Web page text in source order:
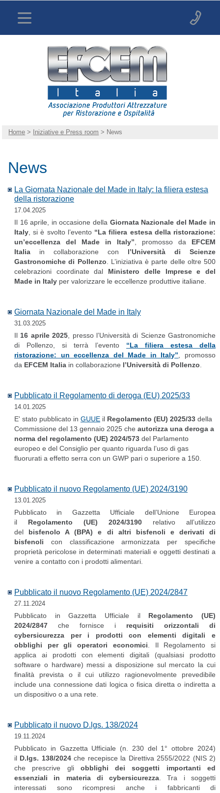
Home > Iniziative e Press room > News
News
La Giornata Nazionale del Made in Italy: la filiera estesa
della ristorazione
17.04.2025
Il 16 aprile, in occasione della Giornata Nazionale del Made in
Italy, si è svolto l’evento “La filiera estesa della ristorazione:
un’eccellenza del Made in Italy”, promosso da EFCEM
Italia in collaborazione con l’Università di Scienze
Gastronomiche di Pollenzo. L’iniziativa è parte delle oltre 500
celebrazioni coordinate dal Ministero delle Imprese e del
Made in Italy per valorizzare le eccellenze produttive italiane.
Giornata Nazionale del Made in Italy
31.03.2025
Il16 aprile 2025, presso l’Università di Scienze Gastronomiche
di Pollenzo, si terrà l’evento “La filiera estesa della
ristorazione: un eccellenza del Made in Italy”, promosso
da EFCEM Italia in collaborazione l’Università di Pollenzo.
Pubblicato il Regolamento di deroga (EU) 2025/33
14.01.2025
E' stato pubblicato in GUUE il Regolamento (EU) 2025/33 della
Commissione del 13 gennaio 2025 che autorizza una deroga a
norma del regolamento (UE) 2024/573 del Parlamento
europeo e del Consiglio per quanto riguarda l’uso di gas
fluorurati a effetto serra con un GWP pari o superiore a 150.
Pubblicato il nuovo Regolamento (UE) 2024/3190
13.01.2025
Pubblicato in Gazzetta Ufficiale dell’Unione Europea
il Regolamento (UE) 2024/3190 relativo all’utilizzo
del bisfenolo A (BPA) e di altri bisfenoli e derivati di
bisfenoli con classificazione armonizzata per specifiche
proprietà pericolose in determinati materiali e oggetti destinati a
venire a contatto con i prodotti alimentari.
Pubblicato il nuovo Regolamento (UE) 2024/2847
27.11.2024
Pubblicato in Gazzetta Ufficiale il Regolamento (UE)
2024/2847che fornisce i requisiti orizzontali di
cybersicurezza per i prodotti con elementi digitali e
obblighi per gli operatori economici . Il Regolamento si
applica ai prodotti con elementi digitali (qualsiasi prodotto
software o hardware) messi a disposizione sul mercato la cui
finalità prevista o il cui utilizzo ragionevolmente prevedibile
include una connessione dati logica o fisica diretta o indiretta a
un dispositivo o a una rete.
Pubblicato il nuovo D.lgs. 138/2024
19.11.2024
Pubblicato in Gazzetta Ufficiale (n. 230 del 1° ottobre 2024)
il D.lgs. 138/2024che recepisce la Direttiva 2555/2022 (NIS 2)
che prescrive gli obblighi dei soggetti importanti ed
essenziali in materia di cybersicurezza . Tra i soggetti
interessati sono ricompresi anche i fabbricanti di